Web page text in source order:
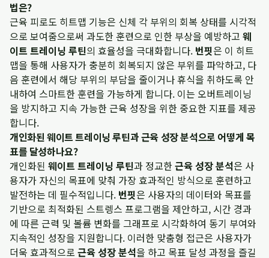
법은?
근육 피로도 히트맵 기능은 신체 각 부위의 회복 상태를 시각적
으로 보여줌으로써 과도한 훈련으로 인한 부상을 예방하고 웨
이트 트레이닝 루틴의 효율성을 극대화합니다. 번핏은 이 히트
맵을 통해 사용자가 충분히 회복되지 않은 부위를 파악하고, 다
음 훈련에서 해당 부위의 부담을 줄이거나 휴식을 취하도록 안
내하여 스마트한 훈련을 가능하게 합니다. 이는 오버트레이닝
을 방지하고 지속 가능한 근육 성장을 위한 중요한 지표를 제공
합니다.
개인화된 웨이트 트레이닝 루틴과 근육 성장 분석으로 어떻게 목
표를 달성하나요?
개인화된 웨이트 트레이닝 루틴과 정교한근육 성장 분석은 사
용자가 자신의 목표에 맞춰 가장 효과적인 방식으로 훈련하고
발전하는 데 필수적입니다. 번핏은 사용자의 데이터와 목표를
기반으로 최적화된 스트렝스 프로그램을 제안하고, 시간 경과
에 따른 근력 및 볼륨 변화를 그래프로 시각화하여 동기 부여와
지속적인 성장을 지원합니다. 이러한 맞춤형 접근은 사용자가
더욱 효과적으로 근육 성장 분석을 하고 목표 달성 과정을 즐길